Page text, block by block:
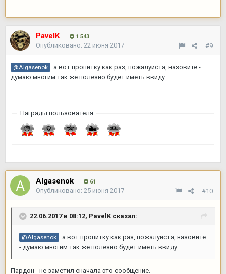
PavelK 1 543
#9
Опубликовано: 22 июня 2017
@Algasenok
а вот пропитку как раз, пожалуйста, назовите -
думаю многим так же полезно будет иметь ввиду.
Награды пользователя
Algasenok 61
#10
Опубликовано: 25 июня 2017
22.06.2017 в 08:12, PavelK сказал:
@Algasenok
а вот пропитку как раз, пожалуйста, назовите
- думаю многим так же полезно будет иметь ввиду.
Пардон - не заметил сначала это сообщение.